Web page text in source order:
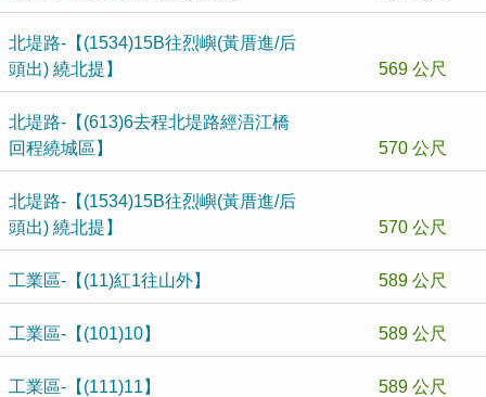
北堤路-【(1534)15B往烈嶼(黃厝進/后
頭出) 繞北提】
569 公尺
北堤路-【(613)6去程北堤路經浯江橋
回程繞城區】
570 公尺
北堤路-【(1534)15B往烈嶼(黃厝進/后
頭出) 繞北提】
570 公尺
工業區-【(11)紅1往山外】 589 公尺
工業區-【(101)10】 589 公尺
工業區-【(111)11】 589 公尺